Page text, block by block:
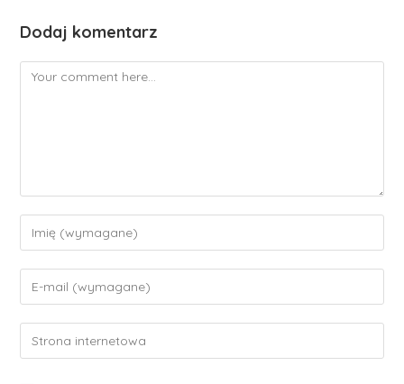
Dodaj komentarz
Comment
your
name
comment
your
email
address
your